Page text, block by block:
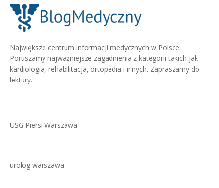
Największe centrum informacji medycznych w Polsce.
Poruszamy najważniejsze zagadnienia z kategorii takich jak
kardiologia, rehabilitacja, ortopedia i innych. Zapraszamy do
lektury.
USG Piersi Warszawa
urolog warszawa